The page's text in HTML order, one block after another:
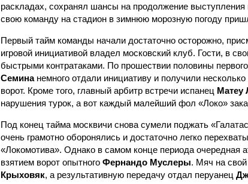
раскладах, сохранял шансы на продолжение
свою команду на стадион в зимнюю морозную погоду
Первый тайм команды начали достаточно осторожно,
игровой инициативой владел московский клуб. Гости, в
быстрыми контратаками. По прошествии половины
Семинанемного отдали инициативу и получили
ворот. Кроме того, главный арбитр встречи испанец Матеу
нарушения турок, а вот каждый малейший фол «Локо»
Под конец тайма москвичи снова сумели поджать
очень грамотно оборонялись и достаточно легко
«Локомотива». Однако в самом конце периода очередная
взятием ворот опытного Фернандо Муслеры. Мяч на свой
Крыховяк, а результативную передачу отдал перуанец